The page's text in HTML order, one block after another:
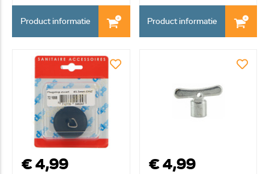
Product informatie Product informatie
€ 4,99 € 4,99